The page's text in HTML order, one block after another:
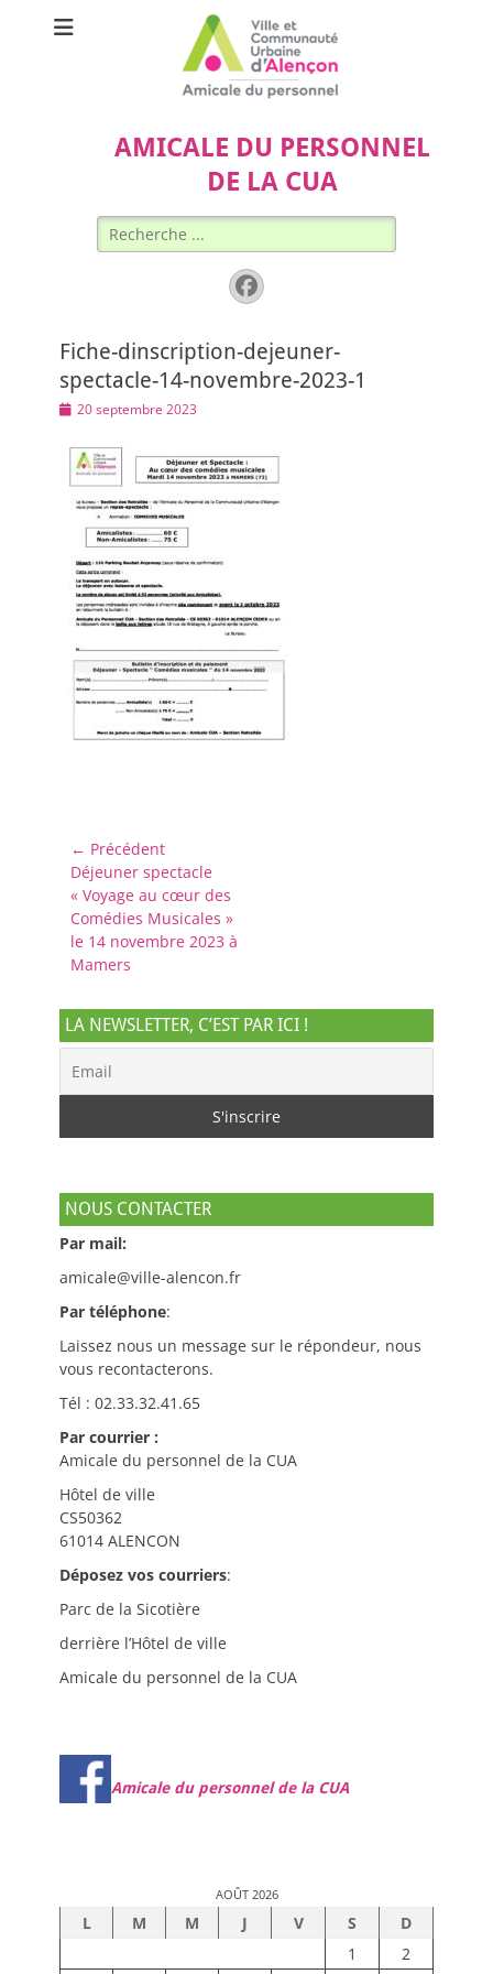
AMICALE DU PERSONNEL
DE LA CUA
Rechercher :
Facebook
Fiche-dinscription-dejeuner-
spectacle-14-novembre-2023-1
Posted
20 septembre 2023
Navigation
de
l’article
← Précédent
Article
précédent :
Déjeuner spectacle
« Voyage au cœur des
Comédies Musicales »
le 14 novembre 2023 à
Mamers
LA NEWSLETTER, C’EST PAR ICI !
NOUS CONTACTER
Par mail:
amicale@ville-alencon.fr
Par téléphone:
Laissez nous un message sur le répondeur, nous
vous recontacterons.
Tél : 02.33.32.41.65
Par courrier :
Amicale du personnel de la CUA
Hôtel de ville
CS50362
61014 ALENCON
Déposez vos courriers:
Parc de la Sicotière
derrière l’Hôtel de ville
Amicale du personnel de la CUA
Amicale du personnel de la CUA
AOÛT 2026
L M M J V S
D
1
2